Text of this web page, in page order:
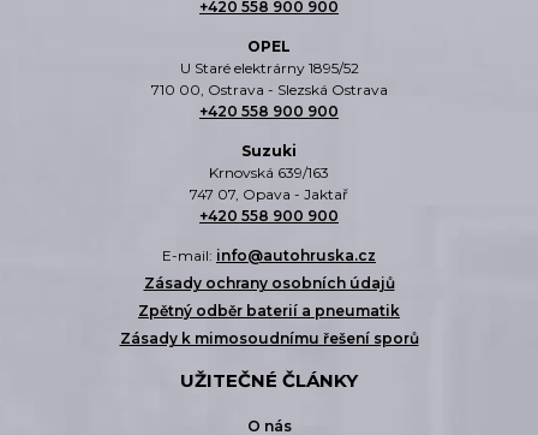
+420 558 900 900
OPEL
U Staré elektrárny 1895/52
710 00, Ostrava - Slezská Ostrava
+420 558 900 900
Suzuki
Krnovská 639/163
747 07, Opava - Jaktař
+420 558 900 900
E-mail: info@autohruska.cz
Zásady ochrany osobních údajů
Zpětný odběr baterií a pneumatik
Zásady k mimosoudnímu řešení sporů
UŽITEČNÉ ČLÁNKY
O nás